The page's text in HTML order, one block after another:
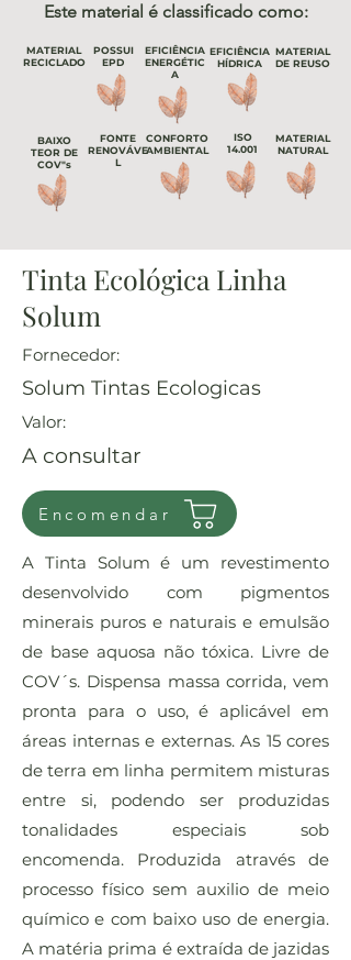
Este material é classificado como:
MATERIAL
RECICLADO
POSSUI
EPD
EFICIÊNCIA
ENERGÉTIC
A
EFICIÊNCIA
HÍDRICA
MATERIAL
DE REUSO
BAIXO
TEOR DE
COV"s
FONTE
RENOVÁVE
L
CONFORTO
AMBIENTAL
ISO
14.001
MATERIAL
NATURAL
Tinta Ecológica Linha
Solum
Fornecedor:
Solum Tintas Ecologicas
Valor:
A consultar
Encomendar
A Tinta Solum é um revestimento
desenvolvido com pigmentos
minerais puros e naturais e emulsão
de base aquosa não tóxica. Livre de
COV´s. Dispensa massa corrida, vem
pronta para o uso, é aplicável em
áreas internas e externas. As 15 cores
de terra em linha permitem misturas
entre si, podendo ser produzidas
tonalidades especiais sob
encomenda. Produzida através de
processo físico sem auxilio de meio
químico e com baixo uso de energia.
A matéria prima é extraída de jazidas